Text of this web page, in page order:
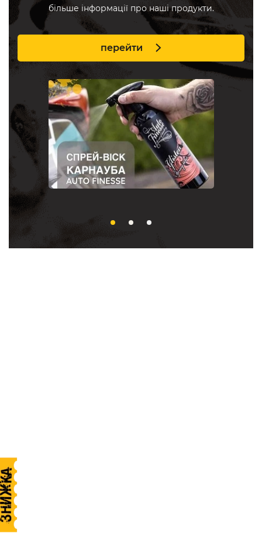
більше інформації про наші продукти.
перейти